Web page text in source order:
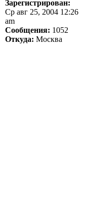
Зарегистрирован:
Ср авг 25, 2004 12:26
am
Сообщения: 1052
Откуда: Москва